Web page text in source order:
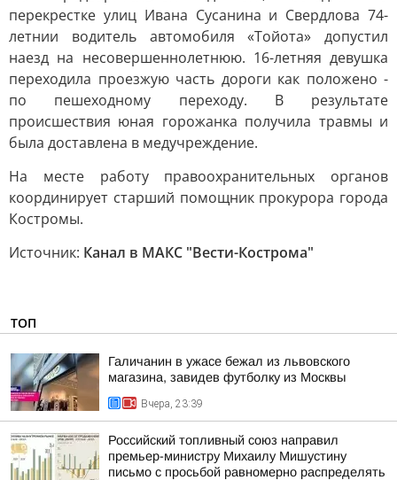
перекрестке улиц Ивана Сусанина и Свердлова 74-
летнии водитель автомобиля «Тойота» допустил
наезд на несовершеннолетнюю. 16-летняя девушка
переходила проезжую часть дороги как положено -
по пешеходному переходу. В результате
происшествия юная горожанка получила травмы и
была доставлена в медучреждение.
На месте работу правоохранительных органов
координирует старший помощник прокурора города
Костромы.
Источник: Канал в МАКС "Вести-Кострома"
ТОП
Галичанин в ужасе бежал из львовского
магазина, завидев футболку из Москвы
Вчера, 23:39
Российский топливный союз направил
премьер-министру Михаилу Мишустину
письмо с просьбой равномерно распределять